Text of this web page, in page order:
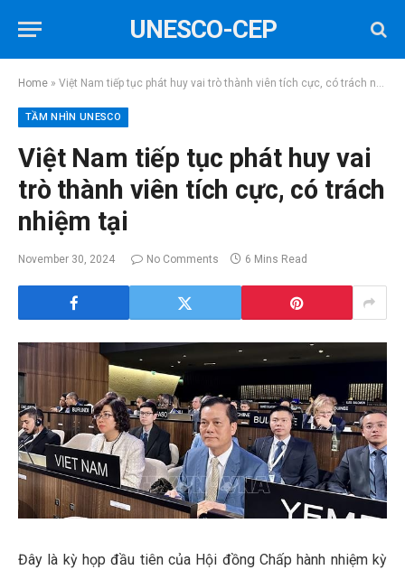
UNESCO-CEP
Home » Việt Nam tiếp tục phát huy vai trò thành viên tích cực, có trách nhiệm tại
TẦM NHÌN UNESCO
Việt Nam tiếp tục phát huy vai
trò thành viên tích cực, có trách
nhiệm tại
November 30, 2024 No Comments 6 Mins Read
Đây là kỳ họp đầu tiên của Hội đồng Chấp hành nhiệm kỳ